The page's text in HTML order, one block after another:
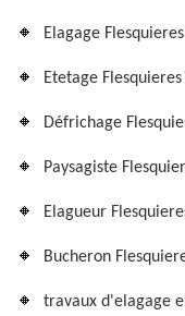
Elagage
Etetage
Défrichage
Paysagiste
Elagueur
Bucheron
travaux d'elagage